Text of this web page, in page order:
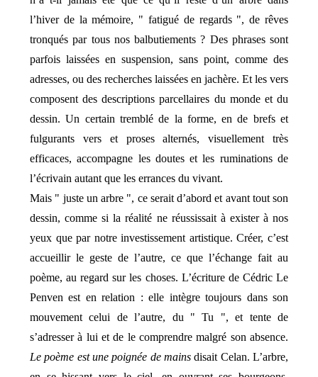
l’hiver de la mémoire, " fatigué de regards ", de rêves
tronqués par tous nos balbutiements ? Des phrases sont
parfois laissées en suspension, sans point, comme des
adresses, ou des recherches laissées en jachère. Et les vers
composent des descriptions parcellaires du monde et du
dessin. Un certain tremblé de la forme, en de brefs et
fulgurants vers et proses alternés, visuellement très
efficaces, accompagne les doutes et les ruminations de
l’écrivain autant que les errances du vivant.
Mais " juste un arbre ", ce serait d’abord et avant tout son
dessin, comme si la réalité ne réussissait à exister à nos
yeux que par notre investissement artistique. Créer, c’est
accueillir le geste de l’autre, ce que l’échange fait au
poème, au regard sur les choses. L’écriture de Cédric Le
Penven est en relation : elle intègre toujours dans son
mouvement celui de l’autre, du " Tu ", et tente de
s’adresser à lui et de le comprendre malgré son absence.
Le poème est une poignée de mains disait Celan. L’arbre,